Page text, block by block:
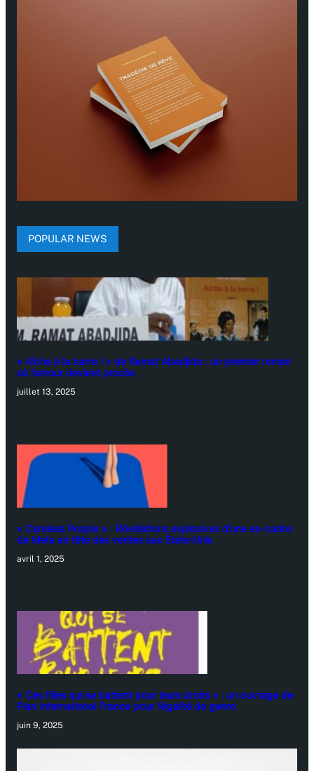
POPULAR NEWS
« Aïcha à la barre ! » de Ramat Abadjida : un premier roman
où l’amour devient procès
juillet 13, 2025
« Careless People » : Révélations explosives d’une ex-cadre
de Meta en tête des ventes aux États-Unis
avril 1, 2025
« Ces filles qui se battent pour leurs droits » : un ouvrage de
Plan International France pour l’égalité de genre
juin 9, 2025